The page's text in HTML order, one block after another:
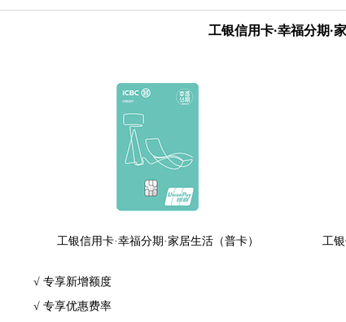
工银信用卡·幸福分期·
工银信用卡·幸福分期·家居生活（普卡） 工
√ 专享新增额度
√ 专享优惠费率